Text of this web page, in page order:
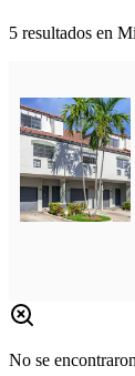
5 resultados en
No se